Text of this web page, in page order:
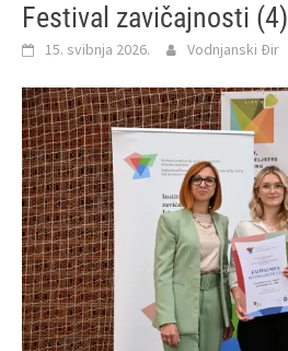
Festival zavičajnosti (4)
15. svibnja 2026. Vodnjanski Đir